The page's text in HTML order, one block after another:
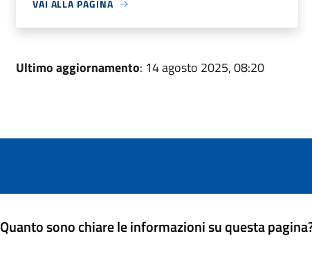
VAI ALLA PAGINA
Ultimo aggiornamento: 14 agosto 2025, 08:20
Quanto sono chiare le informazioni su questa